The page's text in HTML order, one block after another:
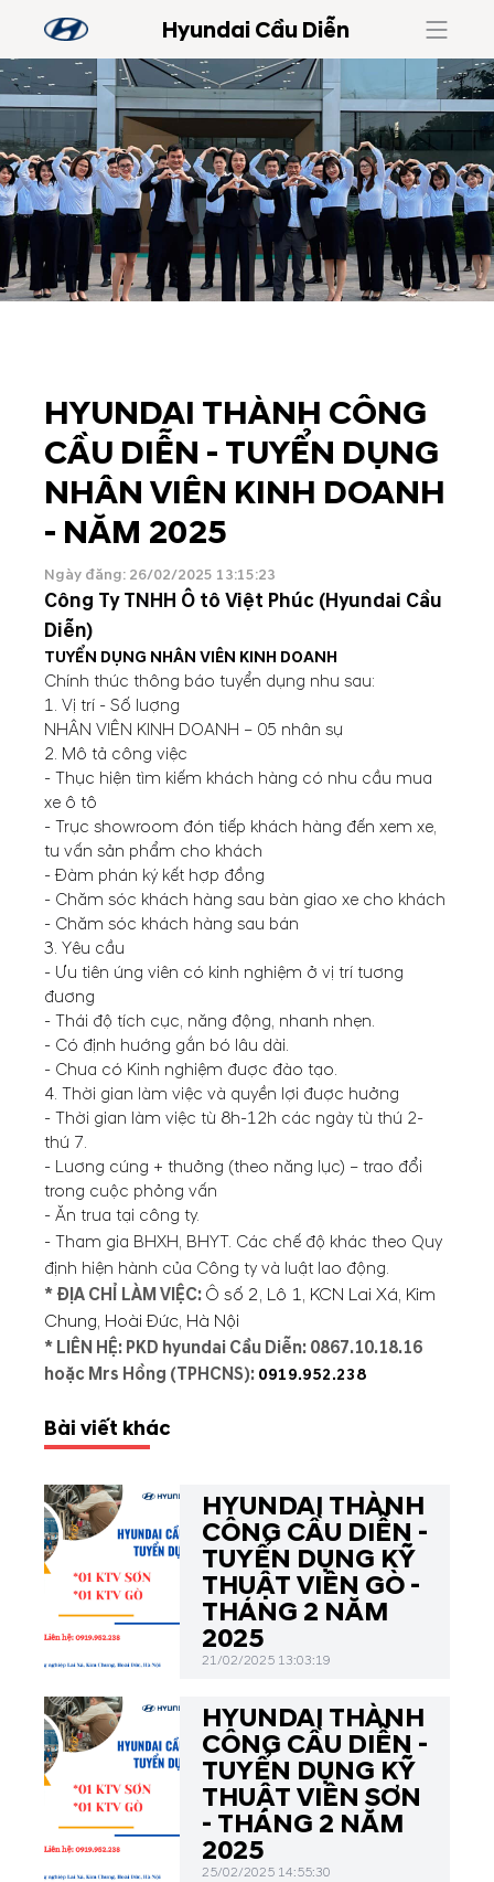
Hyundai Cầu Diễn
HYUNDAI THÀNH CÔNG
CẦU DIỄN - TUYỂN DỤNG
NHÂN VIÊN KINH DOANH
- NĂM 2025
Ngày đăng: 26/02/2025 13:15:23
Công Ty TNHH Ô tô Việt Phúc (Hyundai Cầu
Diễn)
TUYỂN DỤNG NHÂN VIÊN KINH DOANH
Chính thức thông báo tuyển dụng như sau:
1. Vị trí - Số lượng
NHÂN VIÊN KINH DOANH – 05 nhân sự
2. Mô tả công việc
- Thực hiện tìm kiếm khách hàng có nhu cầu mua
xe ô tô
- Trực showroom đón tiếp khách hàng đến xem xe,
tư vấn sản phẩm cho khách
- Đàm phán ký kết hợp đồng
- Chăm sóc khách hàng sau bàn giao xe cho khách
- Chăm sóc khách hàng sau bán
3. Yêu cầu
- Ưu tiên ứng viên có kinh nghiệm ở vị trí tương
đương
- Thái độ tích cực, năng động, nhanh nhẹn.
- Có định hướng gắn bó lâu dài.
- Chưa có Kinh nghiệm được đào tạo.
4. Thời gian làm việc và quyền lợi được hưởng
- Thời gian làm việc từ 8h-12h các ngày từ thứ 2-
thứ 7.
- Lương cứng + thưởng (theo năng lực) – trao đổi
trong cuộc phỏng vấn
- Ăn trưa tại công ty.
- Tham gia BHXH, BHYT. Các chế độ khác theo Quy
định hiện hành của Công ty và luật lao động.
* ĐỊA CHỈ LÀM VIỆC: Ô số 2, Lô 1, KCN Lai Xá, Kim
Chung, Hoài Đức, Hà Nội
* LIÊN HỆ: PKD hyundai Cầu Diễn: 0867.10.18.16
hoặc Mrs Hồng (TPHCNS): 0919.952.238
Bài viết khác
HYUNDAI THÀNH
CÔNG CẦU DIỄN -
TUYỂN DỤNG KỸ
THUẬT VIÊN GÒ -
THÁNG 2 NĂM
2025
21/02/2025 13:03:19
HYUNDAI THÀNH
CÔNG CẦU DIỄN -
TUYỂN DỤNG KỸ
THUẬT VIÊN SƠN
- THÁNG 2 NĂM
2025
25/02/2025 14:55:30